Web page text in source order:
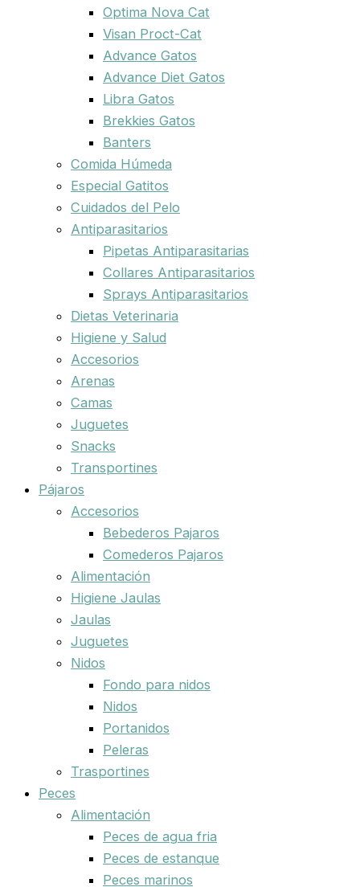
Optima Nova Cat
Visan Proct-Cat
Advance Gatos
Advance Diet Gatos
Libra Gatos
Brekkies Gatos
Banters
Comida Húmeda
Especial Gatitos
Cuidados del Pelo
Antiparasitarios
Pipetas Antiparasitarias
Collares Antiparasitarios
Sprays Antiparasitarios
Dietas Veterinaria
Higiene y Salud
Accesorios
Arenas
Camas
Juguetes
Snacks
Transportines
Pájaros
Accesorios
Bebederos Pajaros
Comederos Pajaros
Alimentación
Higiene Jaulas
Jaulas
Juguetes
Nidos
Fondo para nidos
Nidos
Portanidos
Peleras
Trasportines
Peces
Alimentación
Peces de agua fria
Peces de estanque
Peces marinos